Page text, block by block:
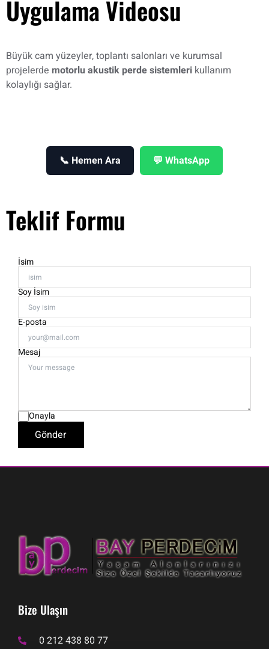
Uygulama Videosu
Büyük cam yüzeyler, toplantı salonları ve kurumsal
projelerde motorlu akustik perde sistemleri kullanım
kolaylığı sağlar.
📞 Hemen Ara 💬 WhatsApp
Teklif Formu
İsim
Soy İsim
E-posta
Mesaj
Onayla
Gönder
Bize Ulaşın
0 212 438 80 77